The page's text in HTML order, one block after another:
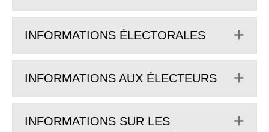
INFORMATIONS ÉLECTORALES
INFORMATIONS AUX ÉLECTEURS
INFORMATIONS SUR LES